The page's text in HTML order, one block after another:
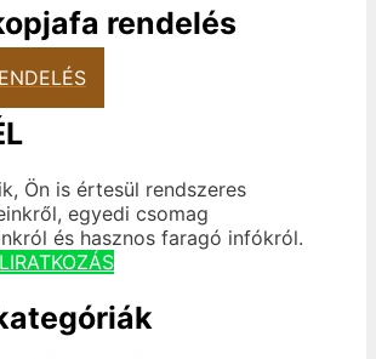
rendelés
Ön is értesül rendszeres
egyedi csomag
és hasznos faragó infókról.